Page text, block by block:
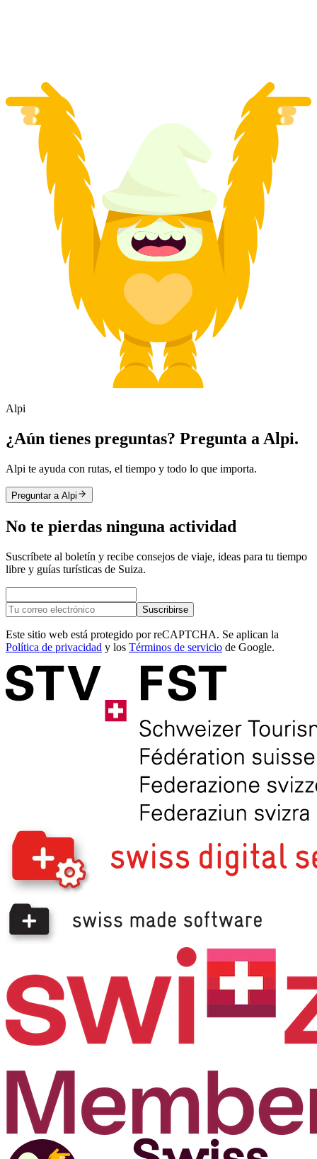
Alpi
¿Aún tienes preguntas? Pregunta a Alpi.
Alpi te ayuda con rutas, el tiempo y todo lo que importa.
Preguntar a Alpi
No te pierdas ninguna actividad
Suscríbete al boletín y recibe consejos de viaje, ideas para tu tiempo
libre y guías turísticas de Suiza.
Suscribirse
Este sitio web está protegido por reCAPTCHA. Se aplican la
Política de privacidad y los Términos de servicio de Google.